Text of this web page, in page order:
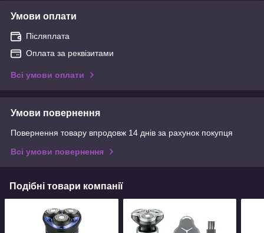
Умови оплати
Післяплата
Оплата за реквізитами
Всі умови оплати
Умови повернення
Повернення товару впродовж 14 днів за рахунок покупця
Всі умови повернення
Подібні товари компанії